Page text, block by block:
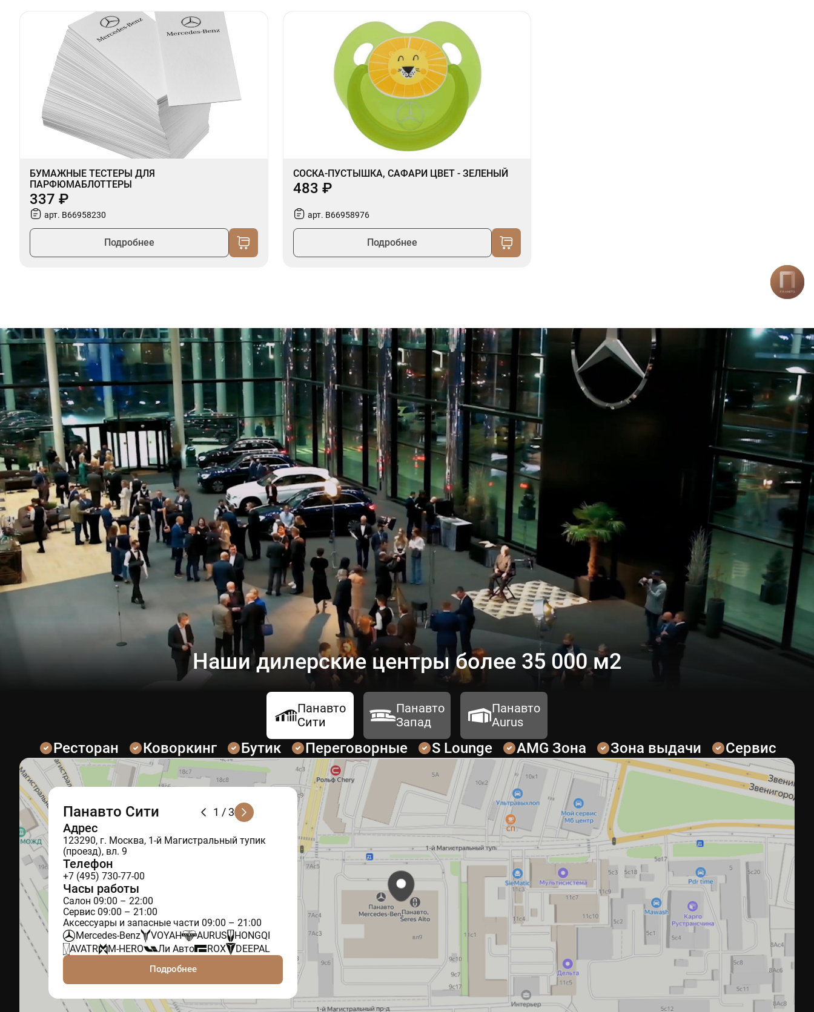
БУМАЖНЫЕ ТЕСТЕРЫ ДЛЯ
ПАРФЮМАБЛОТТЕРЫ
337 ₽
арт. B66958230
Подробнее
СОСКА-ПУСТЫШКА, САФАРИ ЦВЕТ - ЗЕЛЕНЫЙ
483 ₽
арт. B66958976
Подробнее
Наши дилерские центры более 35 000 м2
Панавто
Сити
Панавто
Запад
Панавто
Aurus
Ресторан Коворкинг Бутик Переговорные S Lounge AMG Зона Зона выдачи Сервис
1 / 3
Панавто Сити
Адрес
123290, г. Москва, 1-й Магистральный тупик
(проезд), вл. 9
Телефон
+7 (495) 730-77-00
Часы работы
Салон 09:00 – 22:00
Сервис 09:00 – 21:00
Аксессуары и запасные части 09:00 – 21:00
Mercedes-Benz
VOYAH AURUS
HONGQI
AVATR
M-HERO Ли Авто ROX DEEPAL
Подробнее